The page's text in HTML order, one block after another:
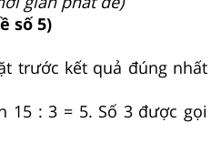
số 5)
trước kết quả đúng nhất
15 : 3 = 5. Số 3 được gọi